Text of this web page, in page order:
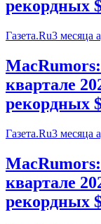
рекордных
Газета.Ru3 месяца
квартале
рекордных
Газета.Ru3 месяца
квартале
рекордных